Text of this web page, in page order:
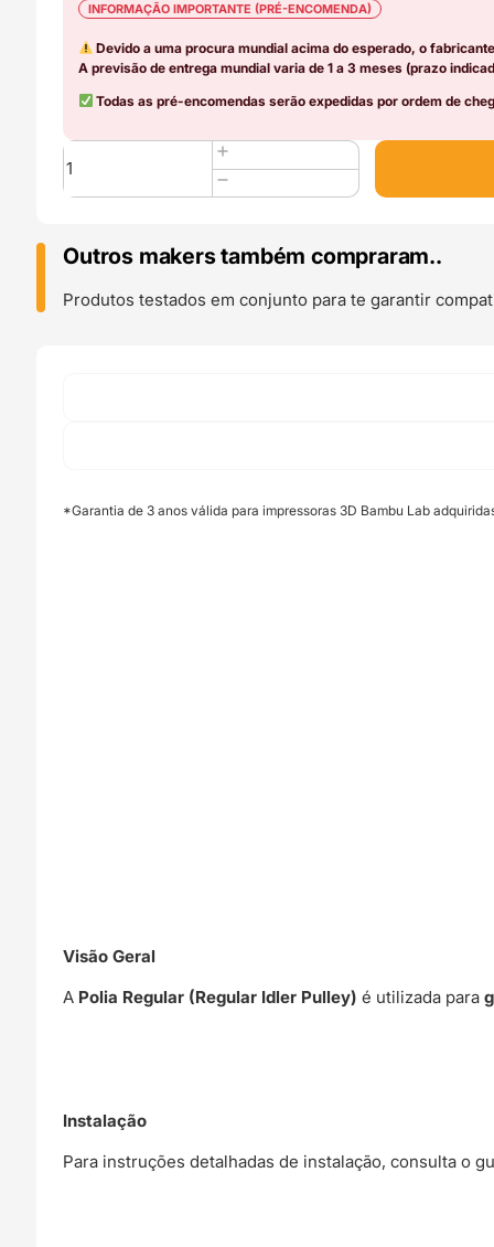
INFORMAÇÃO IMPORTANTE (PRÉ-ENCOMENDA)
Devido a uma procura mundial acima do esperado, o
A previsão de entrega mundial varia de 1 a 3 meses (prazo
Todas as pré-encomendas serão expedidas por ordem de
Quantidade
de
Regular
Pulley
Series)
Outros makers também compraram..
Produtos testados em conjunto para te garantir
*Garantia de 3 anos válida para impressoras 3D Bambu Lab
Visão Geral
A Polia Regular (Regular Idler Pulley) é utilizada para
Instalação
Para instruções detalhadas de instalação, consulta o